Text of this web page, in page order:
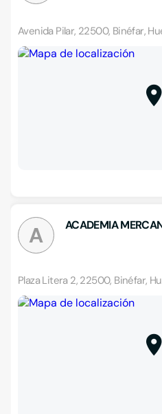
Avenida Pilar, 22500, Binéfar,
A ACADEMIA
Plaza Litera 2, 22500, Binéfar,